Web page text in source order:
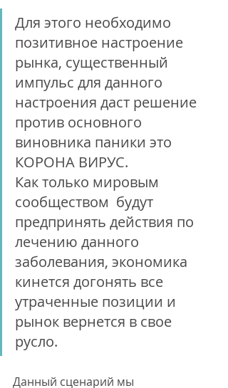
Для этого необходимо
позитивное настроение
рынка, существенный
импульс для данного
настроения даст решение
против основного
виновника паники это
КОРОНА ВИРУС.
Как только мировым
сообществом  будут
предпринять действия по
лечению данного
заболевания, экономика
кинется догонять все
утраченные позиции и
рынок вернется в свое
русло.
Данный сценарий мы